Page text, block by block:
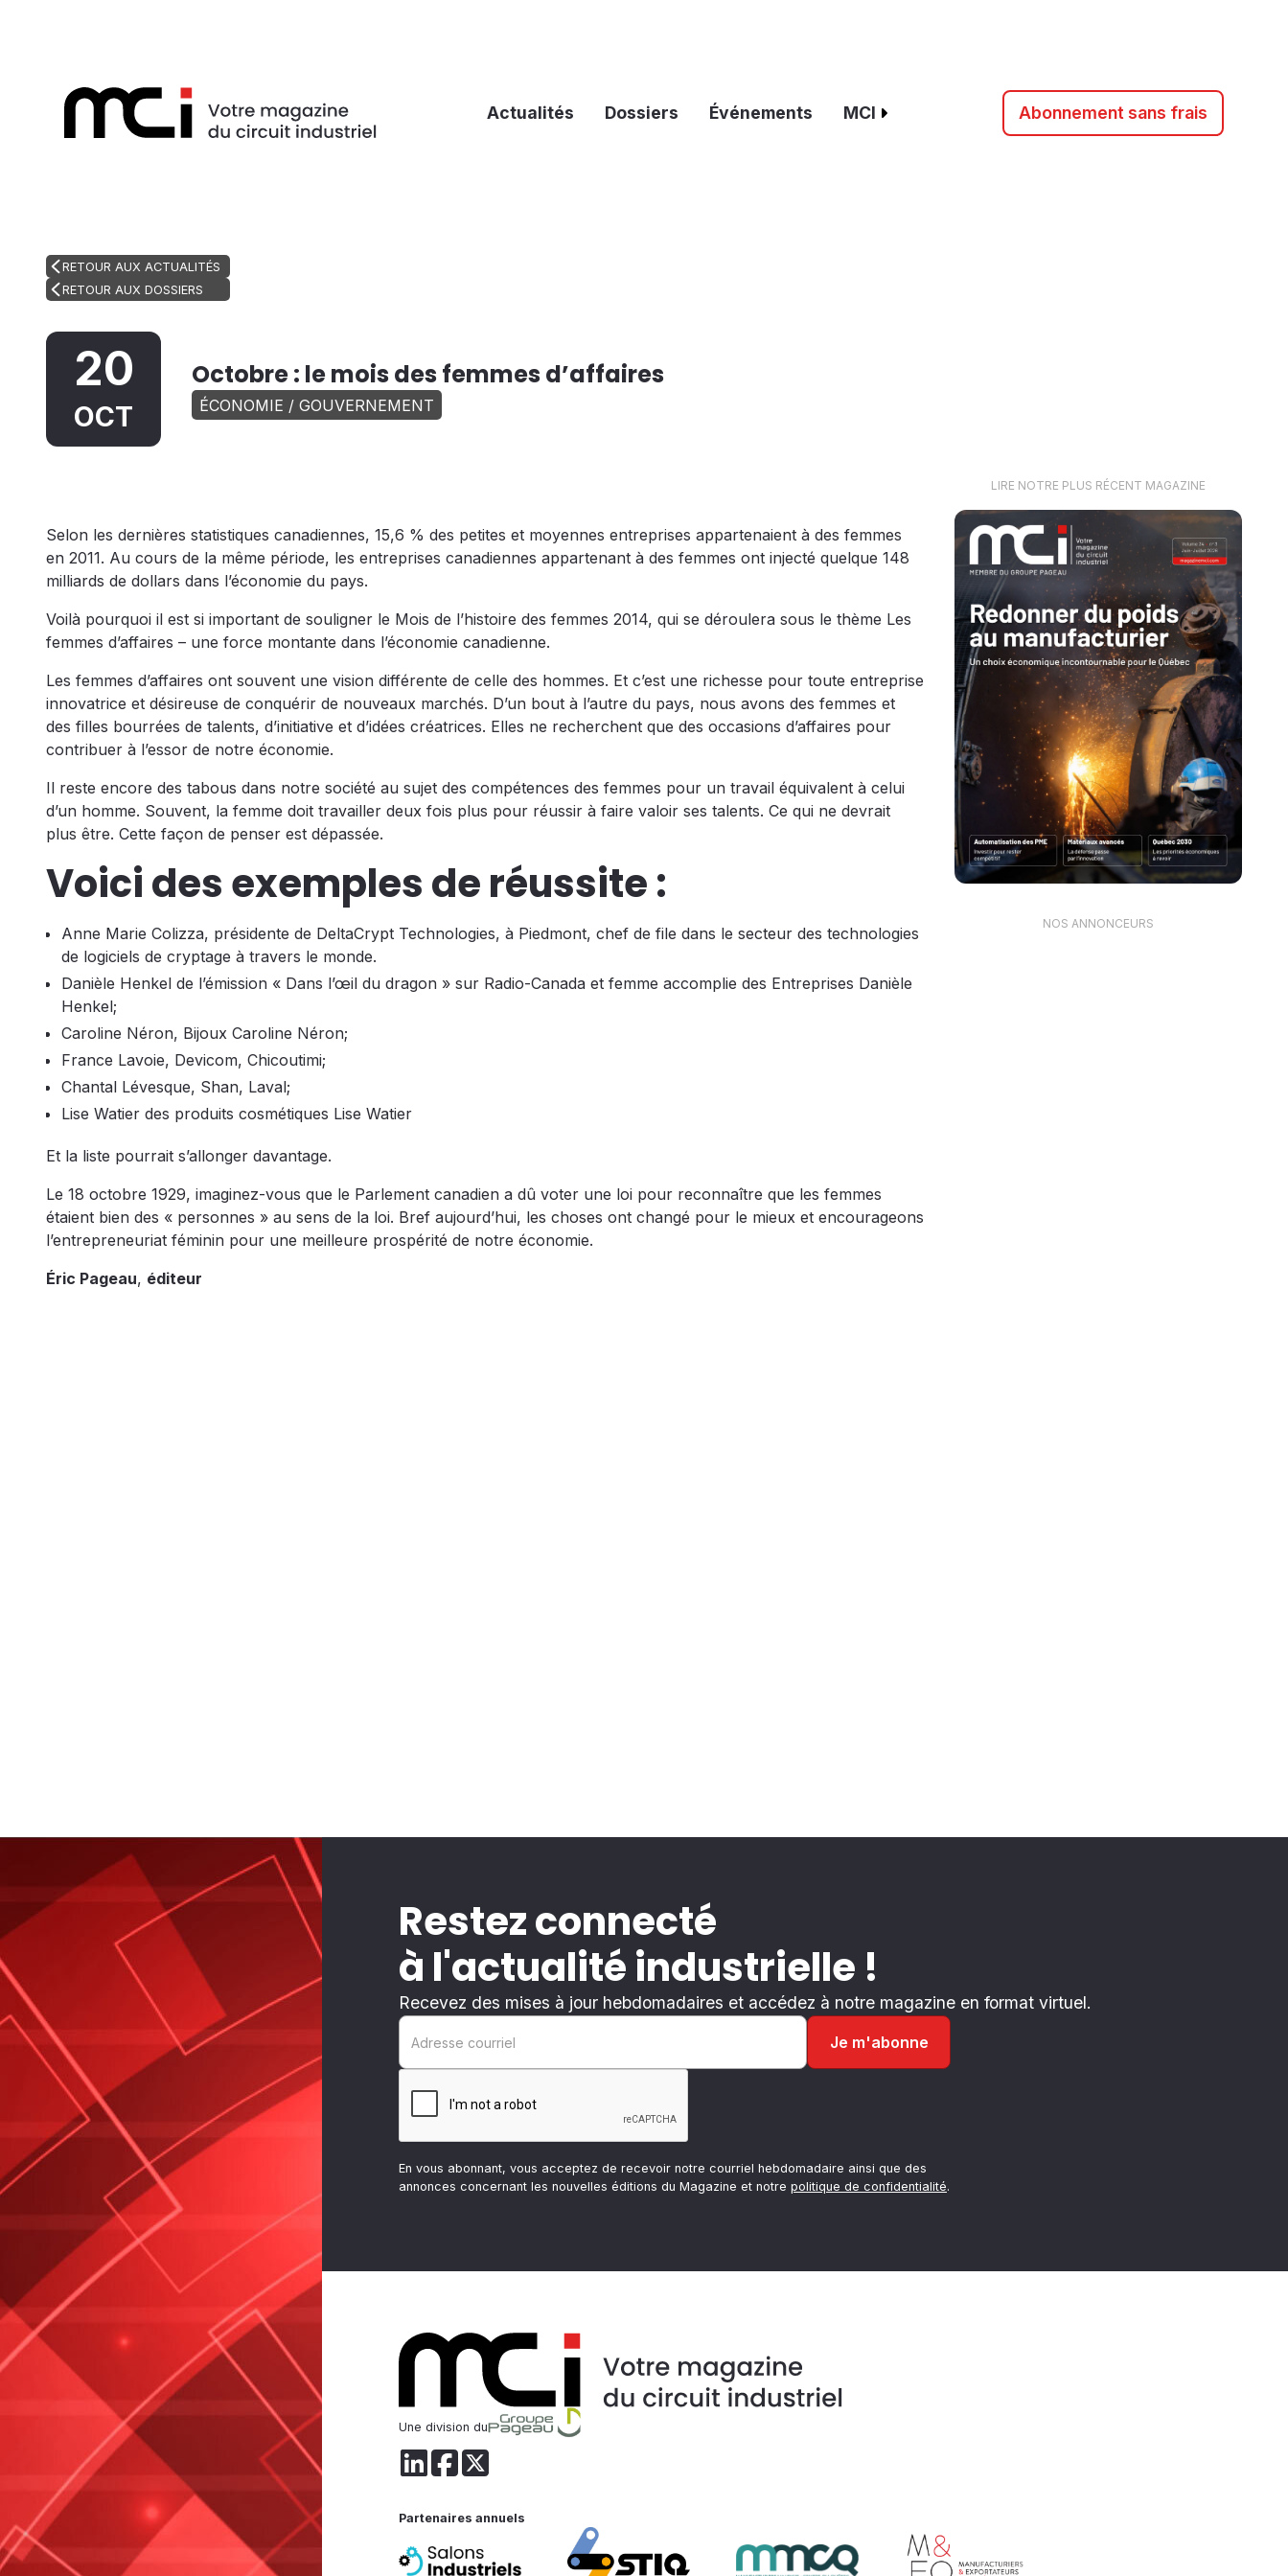
Actualités Dossiers Événements MCI Abonnement sans frais
RETOUR AUX ACTUALITÉS
RETOUR AUX DOSSIERS
20
OCT
Octobre : le mois des femmes d’affaires
ÉCONOMIE / GOUVERNEMENT
Selon les dernières statistiques canadiennes, 15,6 % des petites et moyennes entreprises appartenaient à des femmes
en 2011. Au cours de la même période, les entreprises canadiennes appartenant à des femmes ont injecté quelque 148
milliards de dollars dans l’économie du pays.
Voilà pourquoi il est si important de souligner le Mois de l’histoire des femmes 2014, qui se déroulera sous le thème Les
femmes d’affaires – une force montante dans l’économie canadienne.
Les femmes d’affaires ont souvent une vision différente de celle des hommes. Et c’est une richesse pour toute entreprise
innovatrice et désireuse de conquérir de nouveaux marchés. D’un bout à l’autre du pays, nous avons des femmes et
des filles bourrées de talents, d’initiative et d’idées créatrices. Elles ne recherchent que des occasions d’affaires pour
contribuer à l’essor de notre économie.
Il reste encore des tabous dans notre société au sujet des compétences des femmes pour un travail équivalent à celui
d’un homme. Souvent, la femme doit travailler deux fois plus pour réussir à faire valoir ses talents. Ce qui ne devrait
plus être. Cette façon de penser est dépassée.
Voici des exemples de réussite :
Anne Marie Colizza, présidente de DeltaCrypt Technologies, à Piedmont, chef de file dans le secteur des technologies
de logiciels de cryptage à travers le monde.
Danièle Henkel de l’émission « Dans l’œil du dragon » sur Radio-Canada et femme accomplie des Entreprises Danièle
Henkel;
Caroline Néron, Bijoux Caroline Néron;
France Lavoie, Devicom, Chicoutimi;
Chantal Lévesque, Shan, Laval;
Lise Watier des produits cosmétiques Lise Watier
Et la liste pourrait s’allonger davantage.
Le 18 octobre 1929, imaginez-vous que le Parlement canadien a dû voter une loi pour reconnaître que les femmes
étaient bien des « personnes » au sens de la loi. Bref aujourd’hui, les choses ont changé pour le mieux et encourageons
l’entrepreneuriat féminin pour une meilleure prospérité de notre économie.
Éric Pageau, éditeur
LIRE NOTRE PLUS RÉCENT MAGAZINE
NOS ANNONCEURS
Restez connecté
à l'actualité industrielle !
Recevez des mises à jour hebdomadaires et accédez à notre magazine en format virtuel.
En vous abonnant, vous acceptez de recevoir notre courriel hebdomadaire ainsi que des
annonces concernant les nouvelles éditions du Magazine et notre politique de confidentialité.
Une division du
Partenaires annuels